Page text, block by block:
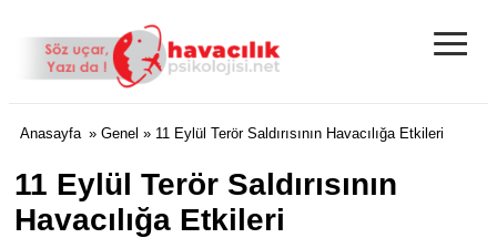
≡
Anasayfa » Genel » 11 Eylül Terör Saldırısının Havacılığa Etkileri
11 Eylül Terör Saldırısının
Havacılığa Etkileri